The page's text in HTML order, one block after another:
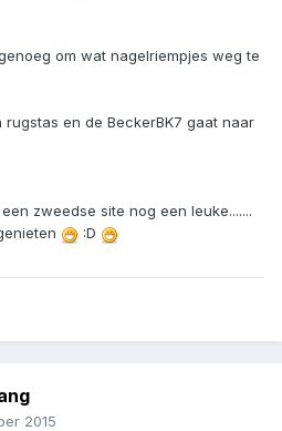
om wat nagelriempjes weg te
en de BeckerBK7 gaat naar
zweedse site nog een leuke.......
:D
2015